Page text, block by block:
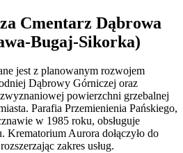
Cmentarz Dąbrowa
Bugaj-Sikorka)
jest z planowanym rozwojem
Dąbrowy Górniczej oraz
powierzchni grzebalnej
Parafia Przemienienia Pańskiego,
w 1985 roku, obsługuje
Aurora dołączyło do
zakres usług.